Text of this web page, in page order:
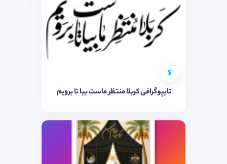
$
تایپوگرافی کربلا منتظر ماست بیا تا برویم